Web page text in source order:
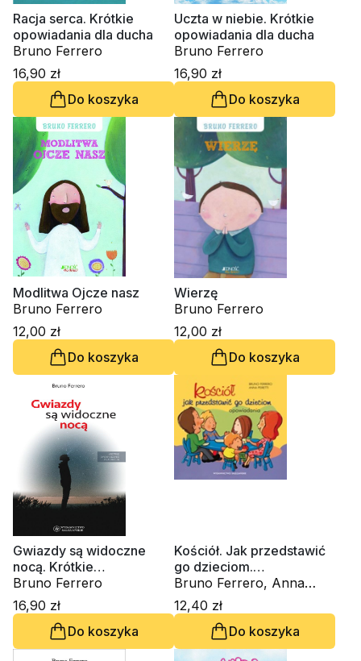
Racja serca. Krótkie
opowiadania dla ducha
Bruno Ferrero
16,90 zł
Do koszyka
Uczta w niebie. Krótkie
opowiadania dla ducha
Bruno Ferrero
16,90 zł
Do koszyka
Modlitwa Ojcze nasz
Bruno Ferrero
12,00 zł
Do koszyka
Wierzę
Bruno Ferrero
12,00 zł
Do koszyka
Gwiazdy są widoczne
nocą. Krótkie
opowiadania dla ducha
Bruno Ferrero
16,90 zł
Do koszyka
Kościół. Jak przedstawić
go dzieciom.
Opowiadania
Bruno Ferrero, Anna
Peiretti
12,40 zł
Do koszyka